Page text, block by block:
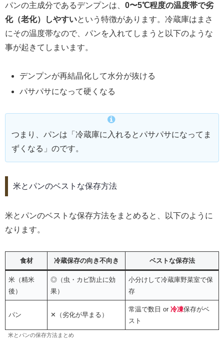
パンの主成分であるデンプンは、 0〜5℃程度の温度帯で劣
化（老化）しやすいという特徴があります。冷蔵庫はまさ
にその温度帯なので、パンを入れてしまうと以下のような
事が起きてしまいます。
デンプンが再結晶化して水分が抜ける
パサパサになって硬くなる
つまり、パンは「冷蔵庫に入れるとパサパサになってま
ずくなる」のです。
米とパンのベストな保存方法
米とパンのベストな保存方法をまとめると、以下のように
なります。
食材 冷蔵保存の向き不向き ベストな保存法
米（精米
後）
◎（虫・カビ防止に効
果）
小分けして冷蔵庫野菜室で保
存
パン ✕（劣化が早まる）
常温で数日 or冷凍保存がベ
スト
米とパンの保存方法まとめ